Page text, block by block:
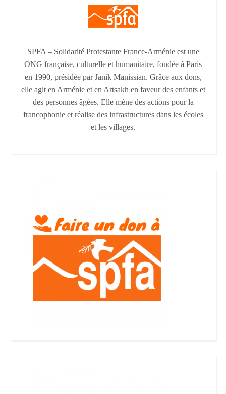
SPFA – Solidarité Protestante France-Arménie est une
ONG française, culturelle et humanitaire, fondée à Paris
en 1990, présidée par Janik Manissian. Grâce aux dons,
elle agit en Arménie et en Artsakh en faveur des enfants et
des personnes âgées. Elle mène des actions pour la
francophonie et réalise des infrastructures dans les écoles
et les villages.